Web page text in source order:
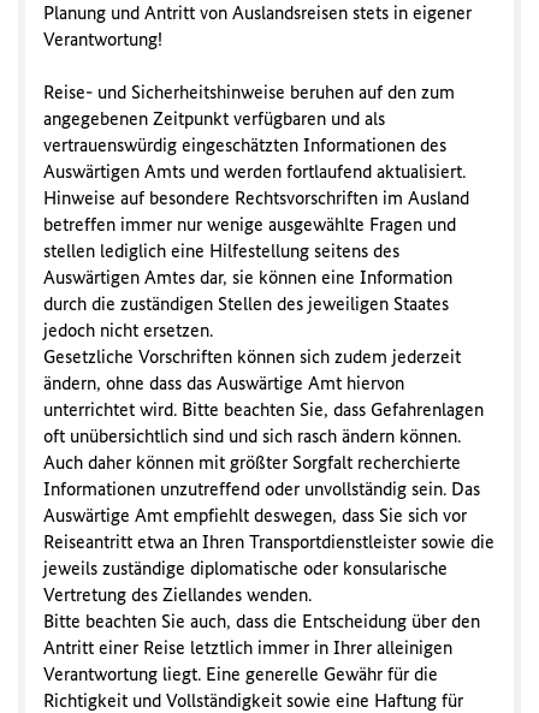
Planung und Antritt von Auslandsreisen stets in eigener
Verantwortung!
Reise- und Sicherheitshinweise beruhen auf den zum
angegebenen Zeitpunkt verfügbaren und als
vertrauenswürdig eingeschätzten Informationen des
Auswärtigen Amts und werden fortlaufend aktualisiert.
Hinweise auf besondere Rechtsvorschriften im Ausland
betreffen immer nur wenige ausgewählte Fragen und
stellen lediglich eine Hilfestellung seitens des
Auswärtigen Amtes dar, sie können eine Information
durch die zuständigen Stellen des jeweiligen Staates
jedoch nicht ersetzen.
Gesetzliche Vorschriften können sich zudem jederzeit
ändern, ohne dass das Auswärtige Amt hiervon
unterrichtet wird. Bitte beachten Sie, dass Gefahrenlagen
oft unübersichtlich sind und sich rasch ändern können.
Auch daher können mit größter Sorgfalt recherchierte
Informationen unzutreffend oder unvollständig sein. Das
Auswärtige Amt empfiehlt deswegen, dass Sie sich vor
Reiseantritt etwa an Ihren Transportdienstleister sowie die
jeweils zuständige diplomatische oder konsularische
Vertretung des Ziellandes wenden.
Bitte beachten Sie auch, dass die Entscheidung über den
Antritt einer Reise letztlich immer in Ihrer alleinigen
Verantwortung liegt. Eine generelle Gewähr für die
Richtigkeit und Vollständigkeit sowie eine Haftung für